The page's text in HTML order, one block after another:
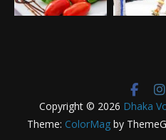
Copyright © 2026 Dhaka
Theme: ColorMag by